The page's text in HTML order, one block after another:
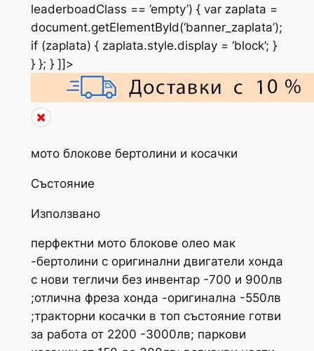
leaderboadClass == ’empty’) { var zaplata =
document.getElementById(‘banner_zaplata’);
if (zaplata) { zaplata.style.display = ‘block’; }
} }; } ]]>
мото блокове бертолини и косачки
Състояние
Използвано
перфектни мото блокове олео мак
-бертолини с оригинални двигатели хонда
с нови тегличи без инвентар -700 и 900лв
;отлична фреза хонда -оригинална -550лв
;тракторни косачки в топ състояние готви
за работа от 2200 -3000лв; паркови